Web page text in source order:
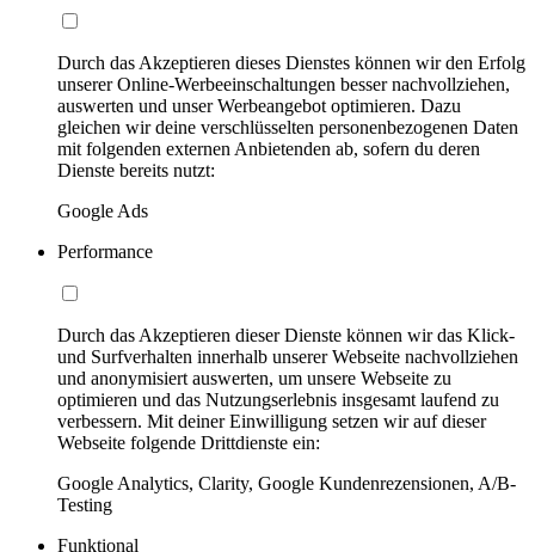
Durch das Akzeptieren dieses Dienstes können wir den Erfolg
unserer Online-Werbeeinschaltungen besser nachvollziehen,
auswerten und unser Werbeangebot optimieren. Dazu
gleichen wir deine verschlüsselten personenbezogenen Daten
mit folgenden externen Anbietenden ab, sofern du deren
Dienste bereits nutzt:
Google Ads
Performance
Durch das Akzeptieren dieser Dienste können wir das Klick-
und Surfverhalten innerhalb unserer Webseite nachvollziehen
und anonymisiert auswerten, um unsere Webseite zu
optimieren und das Nutzungserlebnis insgesamt laufend zu
verbessern. Mit deiner Einwilligung setzen wir auf dieser
Webseite folgende Drittdienste ein:
Google Analytics, Clarity, Google Kundenrezensionen, A/B-
Testing
Funktional